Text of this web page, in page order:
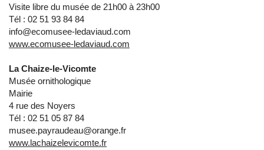
Visite libre du musée de 21h00 à 23h00
Tél : 02 51 93 84 84
info@ecomusee-ledaviaud.com
www.ecomusee-ledaviaud.com
La Chaize-le-Vicomte
Musée ornithologique
Mairie
4 rue des Noyers
Tél : 02 51 05 87 84
musee.payraudeau@orange.fr
www.lachaizelevicomte.fr